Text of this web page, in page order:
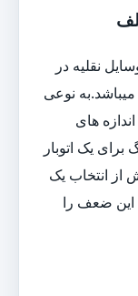
نقلیه در
اندازه های مختلف برای حمل اثاثیه متفاوت می‎باشد.به نوعی
های
یک اتوبار
از انتخاب یک
این ضعف را